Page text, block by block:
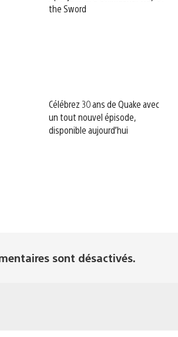
the Sword
Célébrez 30 ans de Quake avec
un tout nouvel épisode,
disponible aujourd’hui
sont désactivés.